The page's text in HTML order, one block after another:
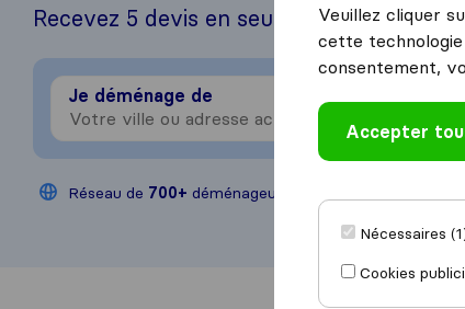
Recevez 5 devis en seulement 3 étapes
Je déménage de
Réseau de 700+ déménageurs
Veuillez cliquer
cette
consentement,
Accepter
Nécessaires
Cookies